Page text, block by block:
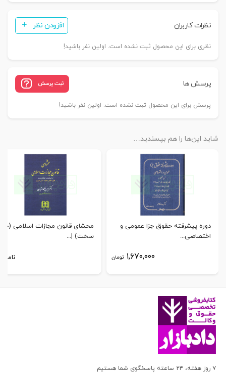
نظرات کاربران افزودن نظر
نظری برای این محصول ثبت نشده است. اولین نفر باشید!
پرسش ها ثبت پرسش
پرسش برای این محصول ثبت نشده است. اولین نفر باشید!
شاید این‌ها را هم بپسندید…
دوره پیشرفته حقوق جزا عمومی و
اختصاصی...
۱,۶۷۰,۰۰۰ تومان
محشای قانون مجازات اسلامی
سخت) |...
۷ روز هفته، ۲۴ ساعته پاسخگوی شما هستیم